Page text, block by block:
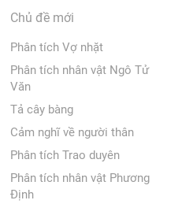
Chủ đề mới
Phân tích Vợ nhặt
Phân tích nhân vật Ngô Tử
Văn
Tả cây bàng
Cảm nghĩ về người thân
Phân tích Trao duyên
Phân tích nhân vật Phương
Định